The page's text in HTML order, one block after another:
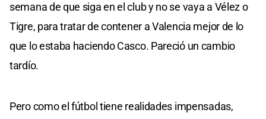
semana de que siga en el club y no se vaya a Vélez o
Tigre, para tratar de contener a Valencia mejor de lo
que lo estaba haciendo Casco. Pareció un cambio
tardío.
Pero como el fútbol tiene realidades impensadas,